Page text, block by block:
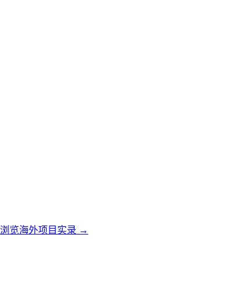
浏览海外项目实录 →